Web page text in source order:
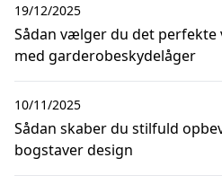
Sådan vælger du det
med garderobeskydelåger
19/12/2025
Sådan skaber du stilfuld
bogstaver design
10/11/2025